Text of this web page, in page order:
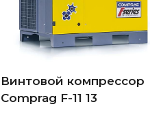
Винтовой компрессор
Comprag F-11 13